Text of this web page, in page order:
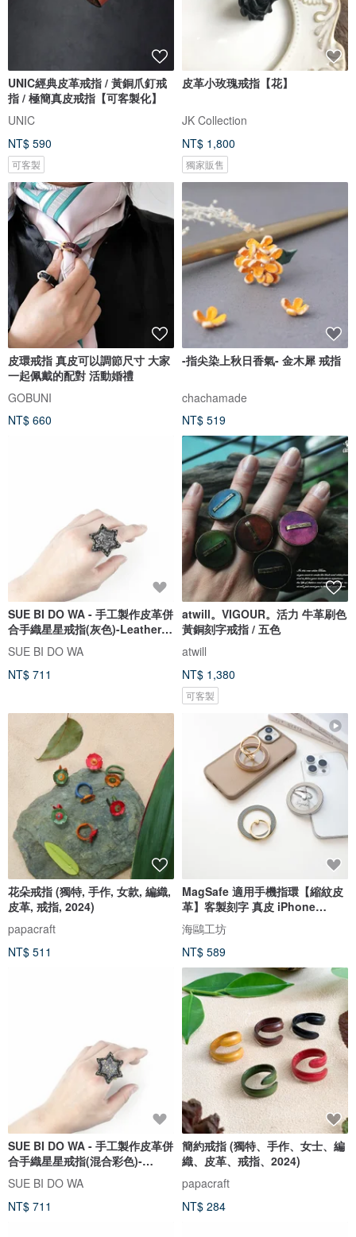
UNIC經典皮革戒指 / 黃銅爪釘戒
指 / 極簡真皮戒指【可客製化】
UNIC
NT$ 590
可客製
皮革小玫瑰戒指【花】
JK Collection
NT$ 1,800
獨家販售
皮環戒指 真皮可以調節尺寸 大家
一起佩戴的配對 活動婚禮
GOBUNI
NT$ 660
-指尖染上秋日香氣- 金木犀 戒指
chachamade
NT$ 519
SUE BI DO WA - 手工製作皮革併
合手織星星戒指(灰色)-Leather
mix with yarn Star Ring
SUE BI DO WA
NT$ 711
atwill。VIGOUR。活力 牛革刷色
黃銅刻字戒指 / 五色
atwill
NT$ 1,380
可客製
花朵戒指 (獨特, 手作, 女款, 編織,
皮革, 戒指, 2024)
papacraft
NT$ 511
MagSafe 適用手機指環【縮紋皮
革】客製刻字 真皮 iPhone
FS40K
海鷗工坊
NT$ 589
SUE BI DO WA - 手工製作皮革併
合手織星星戒指(混合彩色)-
Leather mix with yarn Star
Ring
SUE BI DO WA
NT$ 711
簡約戒指 (獨特、手作、女士、編
織、皮革、戒指、2024)
papacraft
NT$ 284